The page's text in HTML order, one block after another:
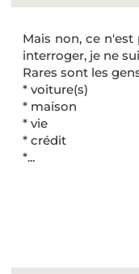
Mais non, ce
interroger, je ne
Rares sont les
* voiture(s)
* maison
* vie
* crédit
*...